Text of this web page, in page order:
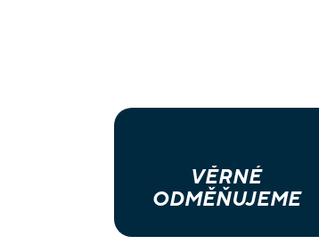
VĚRNÉ
ODMĚŇUJEME